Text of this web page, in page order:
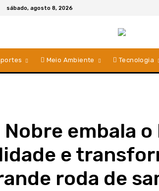
sábado, agosto 8, 2026
Meio Ambiente Tecnologia
Nobre embala o
e
roda de